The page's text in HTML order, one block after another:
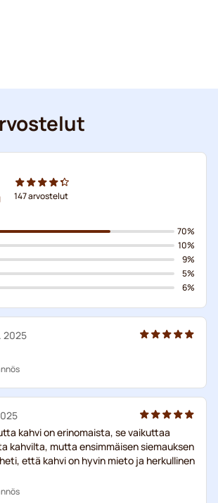
147arvostelut
70%
10%
9%
5%
6%
2025
kahvi on erinomaista, se vaikuttaa
kahvilta, mutta ensimmäisen siemauksen
että kahvi on hyvin mieto ja herkullinen